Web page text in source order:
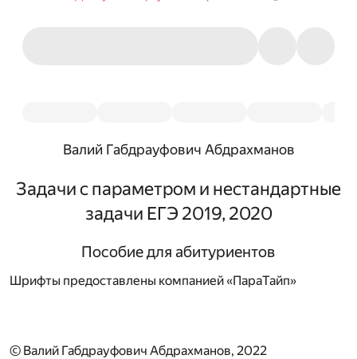
Валий Габдрауфович Абдрахманов
Задачи с параметром и нестандартные
задачи ЕГЭ 2019, 2020
Пособие для абитуриентов
Шрифты предоставлены компанией «ПараТайп»
© Валий Габдрауфович Абдрахманов, 2022